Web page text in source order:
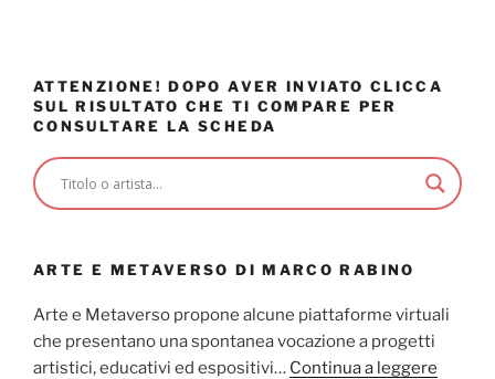
ATTENZIONE! DOPO AVER INVIATO CLICCA
SUL RISULTATO CHE TI COMPARE PER
CONSULTARE LA SCHEDA
ARTE E METAVERSO DI MARCO RABINO
Arte e Metaverso propone alcune piattaforme virtuali
che presentano una spontanea vocazione a progetti
artistici, educativi ed espositivi… Continua a leggere